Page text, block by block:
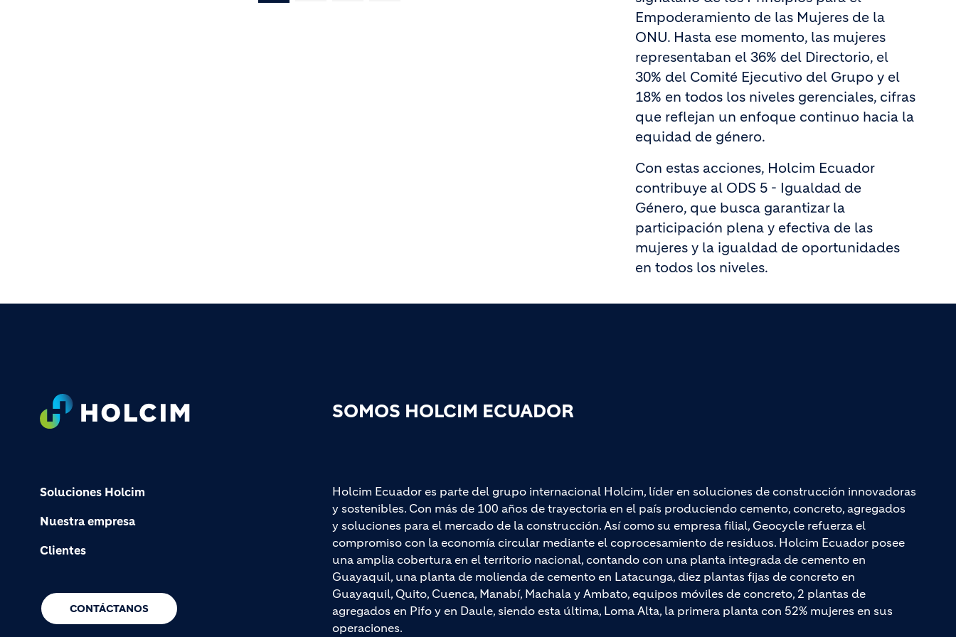
Empoderamiento de las Mujeres de la
ONU. Hasta ese momento, las mujeres
representaban el 36% del Directorio, el
30% del Comité Ejecutivo del Grupo y el
18% en todos los niveles gerenciales, cifras
que reflejan un enfoque continuo hacia la
equidad de género.
Con estas acciones, Holcim Ecuador
contribuye al ODS 5 - Igualdad de
Género, que busca garantizar la
participación plena y efectiva de las
mujeres y la igualdad de oportunidades
en todos los niveles.
SOMOS HOLCIM ECUADOR
Soluciones Holcim
Nuestra empresa
Clientes
CONTÁCTANOS
Holcim Ecuador es parte del grupo internacional Holcim, líder en soluciones de construcción innovadoras
y sostenibles. Con más de 100 años de trayectoria en el país produciendo cemento, concreto, agregados
y soluciones para el mercado de la construcción. Así como su empresa filial, Geocycle refuerza el
compromiso con la economía circular mediante el coprocesamiento de residuos. Holcim Ecuador posee
una amplia cobertura en el territorio nacional, contando con una planta integrada de cemento en
Guayaquil, una planta de molienda de cemento en Latacunga, diez plantas fijas de concreto en
Guayaquil, Quito, Cuenca, Manabí, Machala y Ambato, equipos móviles de concreto, 2 plantas de
agregados en Pifo y en Daule, siendo esta última, Loma Alta, la primera planta con 52% mujeres en sus
operaciones.